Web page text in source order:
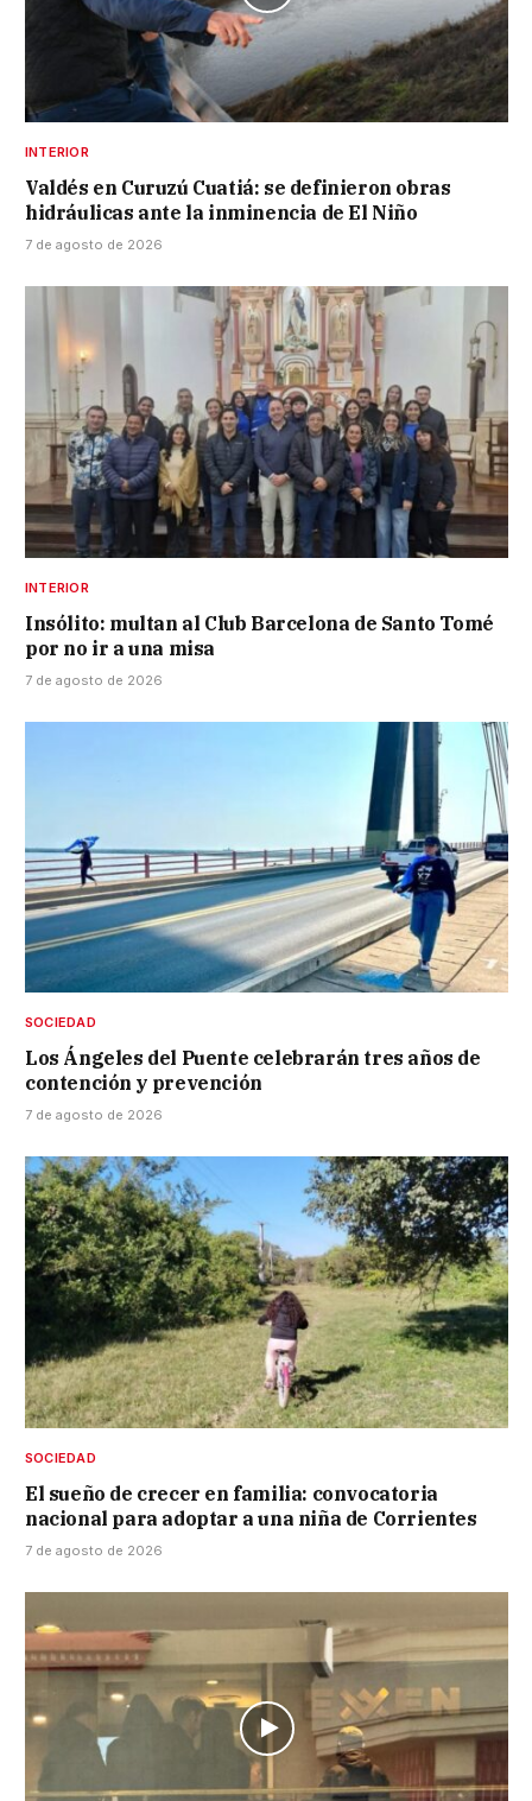
INTERIOR
Valdés en Curuzú Cuatiá: se definieron obras
hidráulicas ante la inminencia de El Niño
7 de agosto de 2026
INTERIOR
Insólito: multan al Club Barcelona de Santo Tomé
por no ir a una misa
7 de agosto de 2026
SOCIEDAD
Los Ángeles del Puente celebrarán tres años de
contención y prevención
7 de agosto de 2026
SOCIEDAD
El sueño de crecer en familia: convocatoria
nacional para adoptar a una niña de Corrientes
7 de agosto de 2026